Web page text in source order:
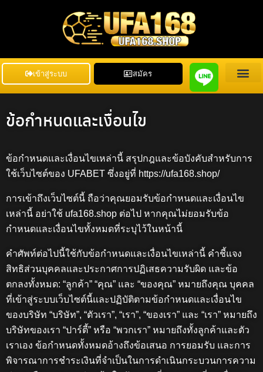
เข้าสู่ระบบ สมัคร
ข้อกำหนดและเงื่อนไข
ข้อกำหนดและเงื่อนไขเหล่านี้ สรุปกฎและข้อบังคับสำหรับการ
ใช้เว็บไซต์ของ UFABET ซึ่งอยู่ที่ https://ufa168.shop/
การเข้าถึงเว็บไซต์นี้ ถือว่าคุณยอมรับข้อกำหนดและเงื่อนไข
เหล่านี้ อย่าใช้ ufa168.shop ต่อไป หากคุณไม่ยอมรับข้อ
กำหนดและเงื่อนไขทั้งหมดที่ระบุไว้ในหน้านี้
คำศัพท์ต่อไปนี้ใช้กับข้อกำหนดและเงื่อนไขเหล่านี้ คำชี้แจง
สิทธิส่วนบุคคลและประกาศการปฏิเสธความรับผิด และข้อ
ตกลงทั้งหมด: “ลูกค้า” “คุณ” และ “ของคุณ” หมายถึงคุณ บุคคล
ที่เข้าสู่ระบบเว็บไซต์นี้และปฏิบัติตามข้อกำหนดและเงื่อนไข
ของบริษัท “บริษัท”, “ตัวเรา”, “เรา”, “ของเรา” และ “เรา” หมายถึง
บริษัทของเรา “ปาร์ตี้” หรือ “พวกเรา” หมายถึงทั้งลูกค้าและตัว
เราเอง ข้อกำหนดทั้งหมดอ้างถึงข้อเสนอ การยอมรับ และการ
พิจารณาการชำระเงินที่จำเป็นในการดำเนินกระบวนการความ